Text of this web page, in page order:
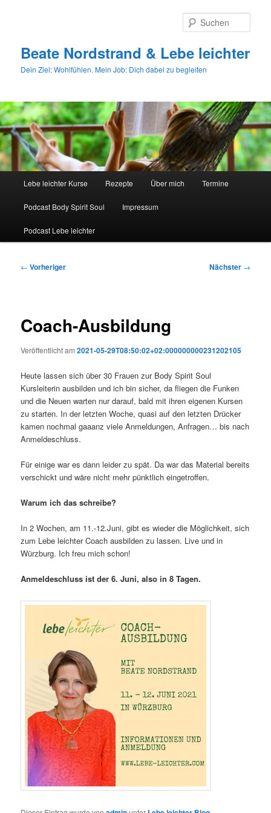
Beate Nordstrand & Lebe leichter
Dein Ziel: Wohlfühlen. Mein Job: Dich dabei zu begleiten
Lebe leichter Kurse Rezepte Über mich Termine
Podcast Body Spirit Soul Impressum
Podcast Lebe leichter
Beitragsnavigation
← Vorheriger Nächster →
Coach-Ausbildung
Veröffentlicht am2021-05-29T08:50:02+02:000000000231202105
Heute lassen sich über 30 Frauen zur Body Spirit Soul
Kursleiterin ausbilden und ich bin sicher, da fliegen die Funken
und die Neuen warten nur darauf, bald mit ihren eigenen Kursen
zu starten. In der letzten Woche, quasi auf den letzten Drücker
kamen nochmal gaaanz viele Anmeldungen, Anfragen… bis nach
Anmeldeschluss.
Für einige war es dann leider zu spät. Da war das Material bereits
verschickt und wäre nicht mehr pünktlich eingetroffen.
Warum ich das schreibe?
In 2 Wochen, am 11.-12.Juni, gibt es wieder die Möglichkeit, sich
zum Lebe leichter Coach ausbilden zu lassen. Live und in
Würzburg. Ich freu mich schon!
Anmeldeschluss ist der 6. Juni, also in 8 Tagen.